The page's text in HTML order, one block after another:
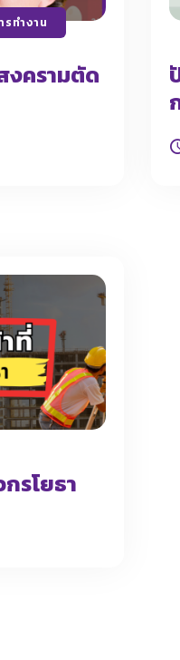
รทำงาน
งครามตัด
รโยธา